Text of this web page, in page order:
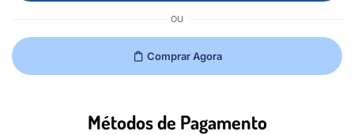
OU
Comprar Agora
Métodos de Pagamento​